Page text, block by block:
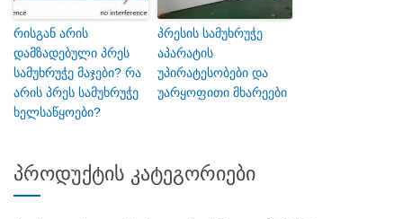
რისგან არის
დამზადებული პრეს
სამუხრუჭე მაჯები? რა
არის პრეს სამუხრუჭე
ხელსაწყოები?
პრესის სამუხრუჭე
აპარატის
უპირატესობები და
უარყოფითი მხარეები
პროდუქტის კატეგორიები